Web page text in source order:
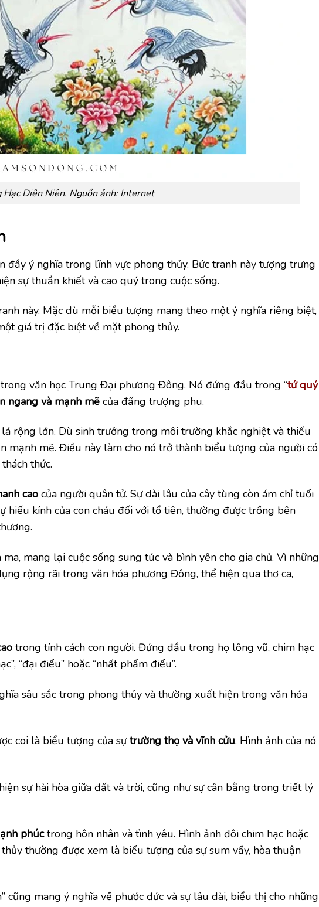
Hạc Diên Niên. Nguồn ảnh: Internet
ý nghĩa trong lĩnh vực phong thủy. Bức tranh này tượng trưng
sự thuần khiết và cao quý trong cuộc sống.
này. Mặc dù mỗi biểu tượng mang theo một ý nghĩa riêng biệt,
giá trị đặc biệt về mặt phong thủy.
văn học Trung Đại phương Đông. Nó đứng đầu trong “tứ quý
ngang và mạnh mẽ của đấng trượng phu.
rộng lớn. Dù sinh trưởng trong môi trường khắc nghiệt và thiếu
mạnh mẽ. Điều này làm cho nó trở thành biểu tượng của người có
thức.
cao của người quân tử. Sự dài lâu của cây tùng còn ám chỉ tuổi
hiếu kính của con cháu đối với tổ tiên, thường được trồng bên
mang lại cuộc sống sung túc và bình yên cho gia chủ. Vì những
rộng rãi trong văn hóa phương Đông, thể hiện qua thơ ca,
trong tính cách con người. Đứng đầu trong họ lông vũ, chim hạc
“đại điểu” hoặc “nhất phẩm điểu”.
sâu sắc trong phong thủy và thường xuất hiện trong văn hóa
coi là biểu tượng của sựtrường thọ và vĩnh cửu. Hình ảnh của nó
sự hài hòa giữa đất và trời, cũng như sự cân bằng trong triết lý
phúctrong hôn nhân và tình yêu. Hình ảnh đôi chim hạc hoặc
thường được xem là biểu tượng của sự sum vầy, hòa thuận
cũng mang ý nghĩa về phước đức và sự lâu dài, biểu thị cho những